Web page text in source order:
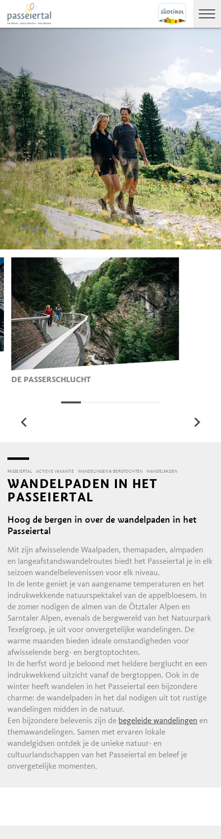
DE PASSERSCHLUCHT
PASSEIERTAL ACTIEVE VAKANTIE WANDELINGEN & BERGTOCHTEN WANDELPADEN
WANDELPADEN IN HET
PASSEIERTAL
Hoog de bergen in over de wandelpaden in het
Passeiertal
Mit zijn afwisselende Waalpaden, themapaden, almpaden
en langeafstandswandelroutes biedt het Passeiertal je in elk
seizoen wandelbelevenissen voor elk niveau.
In de lente geniet je van aangename temperaturen en het
indrukwekkende natuurspektakel van de appelbloesem. In
de zomer nodigen de almen van de Ötztaler Alpen en
Sarntaler Alpen, evenals de bergwereld van het Natuurpark
Texelgroep, je uit voor onvergetelijke wandelingen. De
warme maanden bieden ideale omstandigheden voor
afwisselende berg- en bergtoptochten.
In de herfst word je beloond met heldere berglucht en een
indrukwekkend uitzicht vanaf de bergtoppen. Ook in de
winter heeft wandelen in het Passeiertal een bijzondere
charme: de wandelpaden in het dal nodigen uit tot rustige
wandelingen midden in de natuur.
Een bijzondere belevenis zijn de begeleide wandelingen en
themawandelingen. Samen met ervaren lokale
wandelgidsen ontdek je de unieke natuur- en
cultuurlandschappen van het Passeiertal en beleef je
onvergetelijke momenten.